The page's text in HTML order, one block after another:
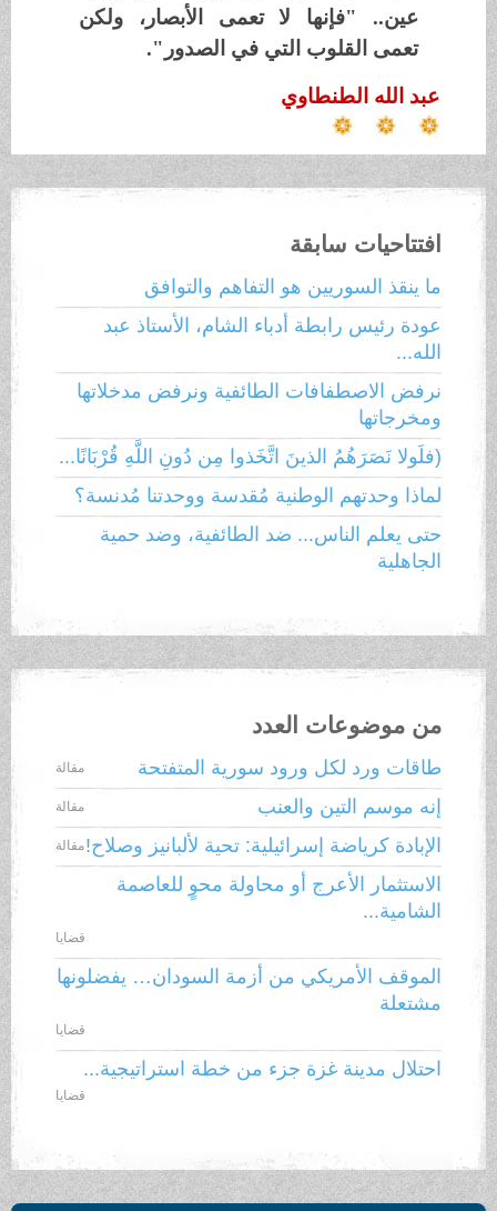
عين.. "فإنها لا تعمى الأبصار، ولكن
تعمى القلوب التي في الصدور".
عبد الله الطنطاوي
افتتاحيات سابقة
ما ينقذ السوريين هو التفاهم والتوافق
عودة رئيس رابطة أدباء الشام، الأستاذ عبد
الله...
نرفض الاصطفافات الطائفية ونرفض مدخلاتها
ومخرجاتها
(فلَولا نَصَرَهُمُ الذينَ اتَّخَذوا مِن دُونِ اللَّهِ قُرْبَانًا...
لماذا وحدتهم الوطنية مُقدسة ووحدتنا مُدنسة؟
حتى يعلم الناس... ضد الطائفية، وضد حمية
الجاهلية
من موضوعات العدد
طاقات ورد لكل ورود سورية المتفتحة مقالة
إنه موسم التين والعنب مقالة
الإبادة كرياضة إسرائيلية: تحية لألبانيز وصلاح!مقالة
الاستثمار الأعرج أو محاولة محوٍ للعاصمة
الشامية...
قضايا
الموقف الأمريكي من أزمة السودان… يفضلونها
مشتعلة
قضايا
احتلال مدينة غزة جزء من خطة استراتيجية...
قضايا